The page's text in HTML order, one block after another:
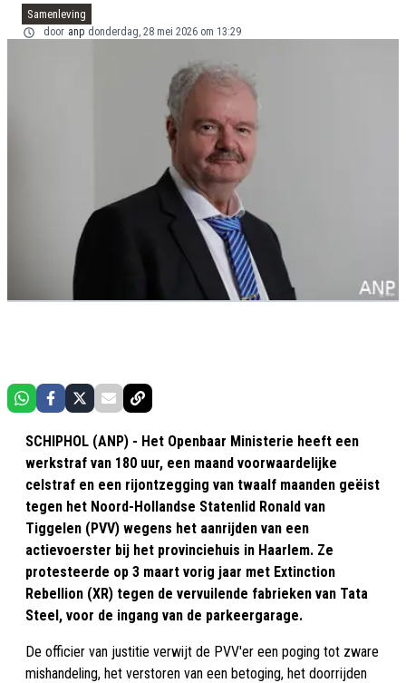
Samenleving
door anp donderdag, 28 mei 2026 om 13:29
SCHIPHOL (ANP) - Het Openbaar Ministerie heeft een
werkstraf van 180 uur, een maand voorwaardelijke
celstraf en een rijontzegging van twaalf maanden geëist
tegen het Noord-Hollandse Statenlid Ronald van
Tiggelen (PVV) wegens het aanrijden van een
actievoerster bij het provinciehuis in Haarlem. Ze
protesteerde op 3 maart vorig jaar met Extinction
Rebellion (XR) tegen de vervuilende fabrieken van Tata
Steel, voor de ingang van de parkeergarage.
De officier van justitie verwijt de PVV'er een poging tot zware
mishandeling, het verstoren van een betoging, het doorrijden